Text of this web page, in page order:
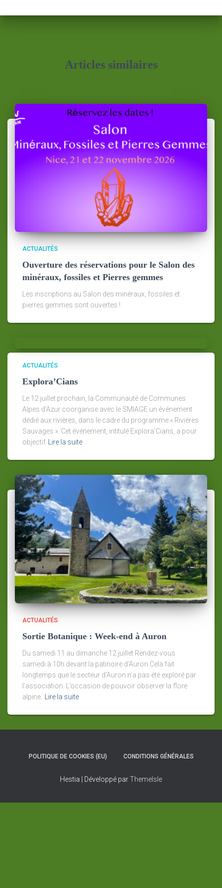
Articles similaires
ACTUALITÉS
Ouverture des réservations pour le Salon des
minéraux, fossiles et Pierres gemmes
Les inscriptions au Salon des minéraux, fossiles et
pierres gemmes sont ouvertes !
ACTUALITÉS
Explora’Cians
Le 12 juillet prochain, la Communauté de Communes
Alpes d’Azur coorganise avec le SMIAGE un événement
dédié aux rivières, dans le cadre du programme « Rivières
Sauvages ». Cet événement, intitulé Explora’Cians, a pour
objectif Lire la suite
ACTUALITÉS
Sortie Botanique : Week-end à Auron
Du samedi 11 au dimanche 12 juillet Rendez-vous
samedi à 10h devant la patinoire d’Auron Cela fait
longtemps que le secteur d’Auron n’a pas été exploré par
l’association. L’occasion de pouvoir observer la flore
alpine.
Lire la suite
POLITIQUE DE COOKIES (EU) CONDITIONS GÉNÉRALES
Hestia | Développé parThemeIsle